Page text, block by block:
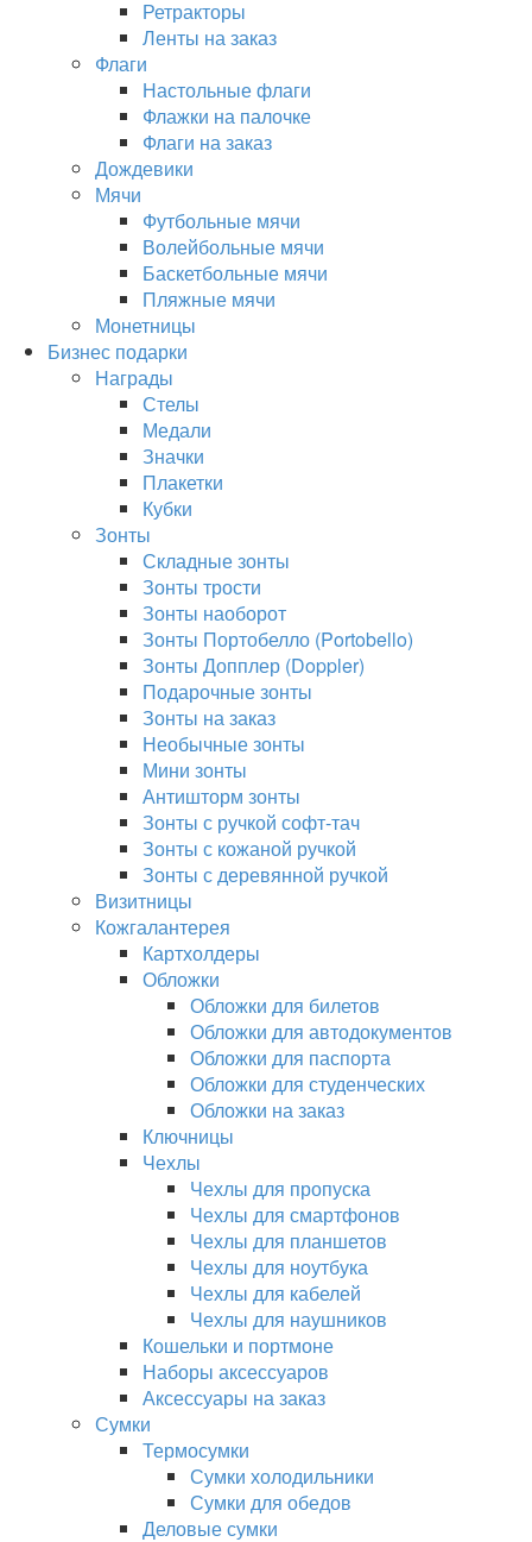
Ретракторы
Ленты на заказ
Флаги
Настольные флаги
Флажки на палочке
Флаги на заказ
Дождевики
Мячи
Футбольные мячи
Волейбольные мячи
Баскетбольные мячи
Пляжные мячи
Монетницы
Бизнес подарки
Награды
Стелы
Медали
Значки
Плакетки
Кубки
Зонты
Складные зонты
Зонты трости
Зонты наоборот
Зонты Портобелло (Portobello)
Зонты Допплер (Doppler)
Подарочные зонты
Зонты на заказ
Необычные зонты
Мини зонты
Антишторм зонты
Зонты с ручкой софт-тач
Зонты с кожаной ручкой
Зонты с деревянной ручкой
Визитницы
Кожгалантерея
Картхолдеры
Обложки
Обложки для билетов
Обложки для автодокументов
Обложки для паспорта
Обложки для студенческих
Обложки на заказ
Ключницы
Чехлы
Чехлы для пропуска
Чехлы для смартфонов
Чехлы для планшетов
Чехлы для ноутбука
Чехлы для кабелей
Чехлы для наушников
Кошельки и портмоне
Наборы аксессуаров
Аксессуары на заказ
Сумки
Термосумки
Сумки холодильники
Сумки для обедов
Деловые сумки